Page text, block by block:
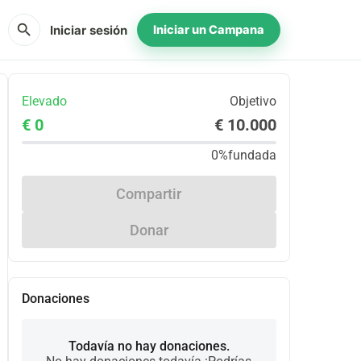
search Iniciar sesión Iniciar un Campana
Elevado Objetivo
€ 0 € 10.000
0%fundada
Compartir
Donar
Donaciones
Todavía no hay donaciones.